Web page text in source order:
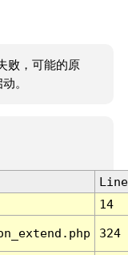
败，可能的原
。
Line
14
324